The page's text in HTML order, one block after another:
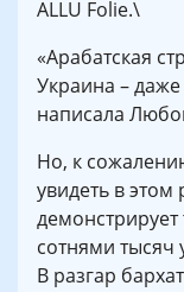
ALLU Folie.\
«Арабатская
Украина –
написала
Но, к
увидеть в этом
сотнями
В разгар